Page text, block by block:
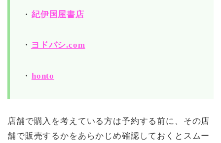
・ 紀伊国屋書店
・ ヨドバシ.com
・ honto
店舗で購入を考えている方は予約する前に、その店
舗で販売するかをあらかじめ確認しておくとスムー